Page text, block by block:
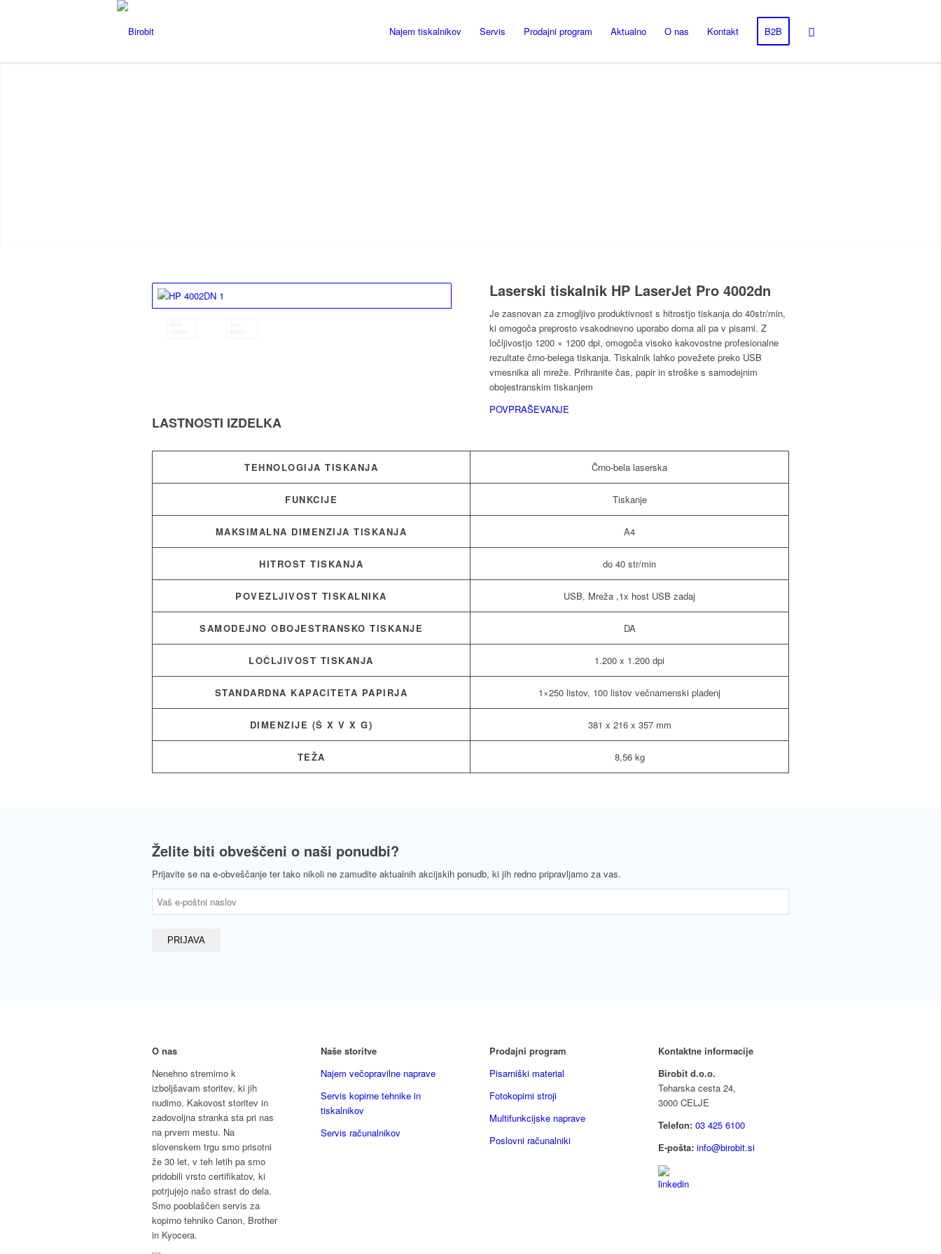
Najem tiskalnikov Servis Prodajni program Aktualno O nas Kontakt B2B
Laserski tiskalnik HP LaserJet Pro 4002dn
Je zasnovan za zmogljivo produktivnost s hitrostjo tiskanja do 40str/min,
ki omogoča preprosto vsakodnevno uporabo doma ali pa v pisarni. Z
ločljivostjo 1200 × 1200 dpi, omogoča visoko kakovostne profesionalne
rezultate črno-belega tiskanja. Tiskalnik lahko povežete preko USB
vmesnika ali mreže. Prihranite čas, papir in stroške s samodejnim
obojestranskim tiskanjem
POVPRAŠEVANJE
LASTNOSTI IZDELKA
TEHNOLOGIJA TISKANJA Črno-bela laserska
FUNKCIJE Tiskanje
MAKSIMALNA DIMENZIJA TISKANJA A4
HITROST TISKANJA do 40 str/min
POVEZLJIVOST TISKALNIKA USB, Mreža ,1x host USB zadaj
SAMODEJNO OBOJESTRANSKO TISKANJE DA
LOČLJIVOST TISKANJA 1.200 x 1.200 dpi
STANDARDNA KAPACITETA PAPIRJA 1×250 listov, 100 listov večnamenski pladenj
DIMENZIJE (Š X V X G) 381 x 216 x 357 mm
TEŽA 8,56 kg
Želite biti obveščeni o naši ponudbi?
Prijavite se na e-obveščanje ter tako nikoli ne zamudite aktualnih akcijskih ponudb, ki jih redno pripravljamo za vas.
O nas
Nenehno stremimo k
izboljšavam storitev, ki jih
nudimo. Kakovost storitev in
zadovoljna stranka sta pri nas
na prvem mestu. Na
slovenskem trgu smo prisotni
že 30 let, v teh letih pa smo
pridobili vrsto certifikatov, ki
potrjujejo našo strast do dela.
Smo pooblaščen servis za
kopirno tehniko Canon, Brother
in Kyocera.
Naše storitve
Najem večopravilne naprave
Servis kopirne tehnike in
tiskalnikov
Servis računalnikov
Prodajni program
Pisarniški material
Fotokopirni stroji
Multifunkcijske naprave
Poslovni računalniki
Kontaktne informacije
Birobit d.o.o.
Teharska cesta 24,
3000 CELJE
Telefon: 03 425 6100
E-pošta: info@birobit.si